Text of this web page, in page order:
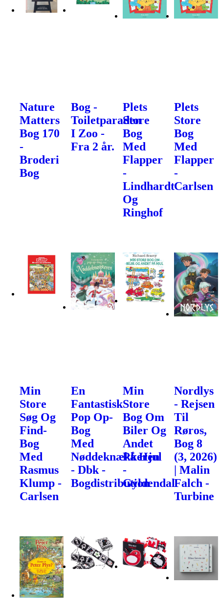
Nature
Matters
Bog 170
-
Broderi
Bog
Bog -
Toiletparaden
I Zoo -
Fra 2 år.
Plets
Store
Bog
Med
Flapper
-
Lindhardt
Og
Ringhof
Plets
Store
Bog
Med
Flapper
-
Carlsen
Min
Store
Søg Og
Find-
Bog
Med
Rasmus
Klump -
Carlsen
En
Fantastisk
Pop Op-
Bog
Med
Nøddeknækkeren
- Dbk -
Bogdistribution
Min
Store
Bog Om
Biler Og
Andet
På Hjul
-
Gyldendal
Nordlys
- Rejsen
Til
Røros,
Bog 8
(3, 2026)
| Malin
Falch -
Turbine